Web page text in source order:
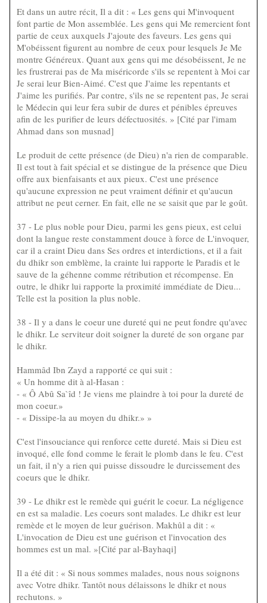
Et dans un autre récit, Il a dit : « Les gens qui M'invoquent
font partie de Mon assemblée. Les gens qui Me remercient font
partie de ceux auxquels J'ajoute des faveurs. Les gens qui
M'obéissent figurent au nombre de ceux pour lesquels Je Me
montre Généreux. Quant aux gens qui me désobéissent, Je ne
les frustrerai pas de Ma miséricorde s'ils se repentent à Moi car
Je serai leur Bien-Aimé. C'est que J'aime les repentants et
J'aime les purifiés. Par contre, s'ils ne se repentent pas, Je serai
le Médecin qui leur fera subir de dures et pénibles épreuves
afin de les purifier de leurs défectuosités. » [Cité par l'imam
Ahmad dans son musnad]
Le produit de cette présence (de Dieu) n'a rien de comparable.
Il est tout à fait spécial et se distingue de la présence que Dieu
offre aux bienfaisants et aux pieux. C'est une présence
qu'aucune expression ne peut vraiment définir et qu'aucun
attribut ne peut cerner. En fait, elle ne se saisit que par le goût.
37 - Le plus noble pour Dieu, parmi les gens pieux, est celui
dont la langue reste constamment douce à force de L'invoquer,
car il a craint Dieu dans Ses ordres et interdictions, et il a fait
du dhikr son emblème, la crainte lui rapporte le Paradis et le
sauve de la géhenne comme rétribution et récompense. En
outre, le dhikr lui rapporte la proximité immédiate de Dieu...
Telle est la position la plus noble.
38 - Il y a dans le coeur une dureté qui ne peut fondre qu'avec
le dhikr. Le serviteur doit soigner la dureté de son organe par
le dhikr.
Hammâd Ibn Zayd a rapporté ce qui suit :
« Un homme dit à al-Hasan :
- « Ô Abû Sa`îd ! Je viens me plaindre à toi pour la dureté de
mon coeur.»
- « Dissipe-la au moyen du dhikr.» »
C'est l'insouciance qui renforce cette dureté. Mais si Dieu est
invoqué, elle fond comme le ferait le plomb dans le feu. C'est
un fait, il n'y a rien qui puisse dissoudre le durcissement des
coeurs que le dhikr.
39 - Le dhikr est le remède qui guérit le coeur. La négligence
en est sa maladie. Les coeurs sont malades. Le dhikr est leur
remède et le moyen de leur guérison. Makhûl a dit : «
L'invocation de Dieu est une guérison et l'invocation des
hommes est un mal. »[Cité par al-Bayhaqi]
Il a été dit : « Si nous sommes malades, nous nous soignons
avec Votre dhikr. Tantôt nous délaissons le dhikr et nous
rechutons. »